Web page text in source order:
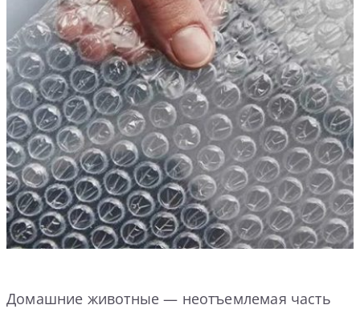
Домашние животные — неотъемлемая часть